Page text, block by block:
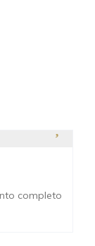
completo